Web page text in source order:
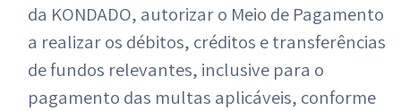
da KONDADO, autorizar o Meio de Pagamento
a realizar os débitos, créditos e transferências
de fundos relevantes, inclusive para o
pagamento das multas aplicáveis, conforme